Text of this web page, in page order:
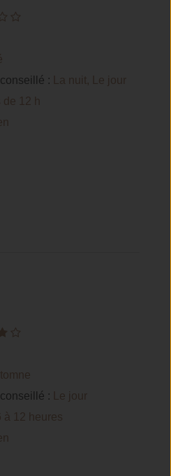
:
La nuit, Le jour
de 12 h
:
Le jour
à 12 heures